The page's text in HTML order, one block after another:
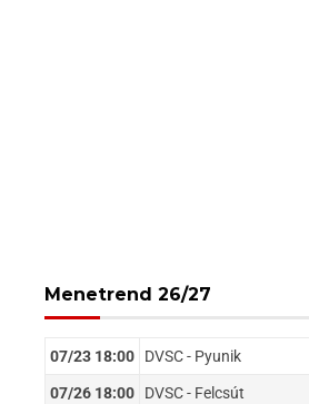
Menetrend 26/27
07/23 18:00 DVSC - Pyunik
07/26 18:00 DVSC - Felcsút